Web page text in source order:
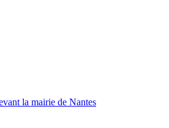
la mairie de Nantes